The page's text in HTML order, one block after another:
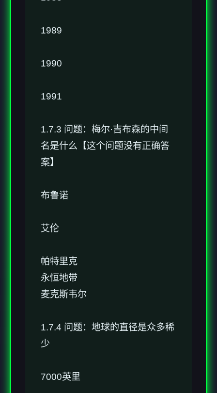
1989
1990
1991
1.7.3 问题：梅尔·吉布森的中间
名是什么【这个问题没有正确答
案】
布鲁诺
艾伦
帕特里克
永恒地带
麦克斯韦尔
1.7.4 问题：地球的直径是众多稀
少
7000英里